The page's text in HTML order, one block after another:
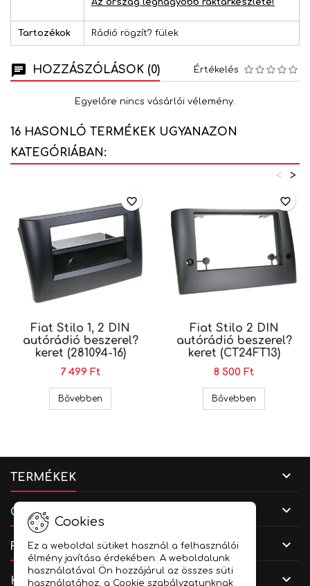
Az ország legnagyobb raktárkészlete!
Tartozékok Rádió rögzít? fülek
HOZZÁSZÓLÁSOK (0) Értékelés
Egyelőre nincs vásárlói vélemény.
16 HASONLÓ TERMÉKEK UGYANAZON
KATEGÓRIÁBAN:
>
<
Fiat Stilo 1, 2 DIN
autórádió beszerel?
keret (281094-16)
7 499 Ft
Bővebben Fiat Stilo 1, 2 DIN autórádió beszerel? keret
favorite_border
Fiat Stilo 2 DIN
autórádió beszerel?
keret (CT24FT13)
8 500 Ft
Bővebben
favorite_border
TERMÉKEK 
CÉGADATOK 
FIÓKOD 
KAPCSOLAT 
Cookies
Ez a weboldal sütiket használ a felhasználói
élmény javítása érdekében. A weboldalunk
használatával Ön hozzájárul az összes süti
használatához, a Cookie szabályzatunknak